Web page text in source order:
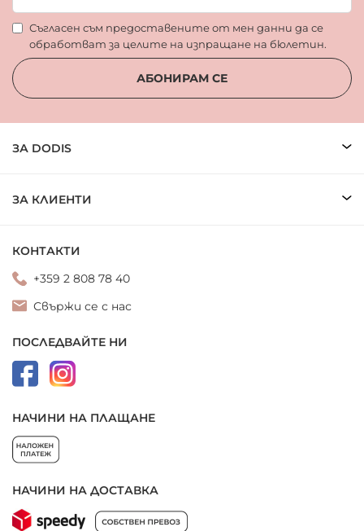
Съгласен съм предоставените от мен данни да се
обработват за целите на изпращане на бюлетин.
АБОНИРАМ СЕ
ЗА DODIS
ЗА КЛИЕНТИ
КОНТАКТИ
+359 2 808 78 40
Свържи се с нас
ПОСЛЕДВАЙТЕ НИ
НАЧИНИ НА ПЛАЩАНЕ
НАЧИНИ НА ДОСТАВКА